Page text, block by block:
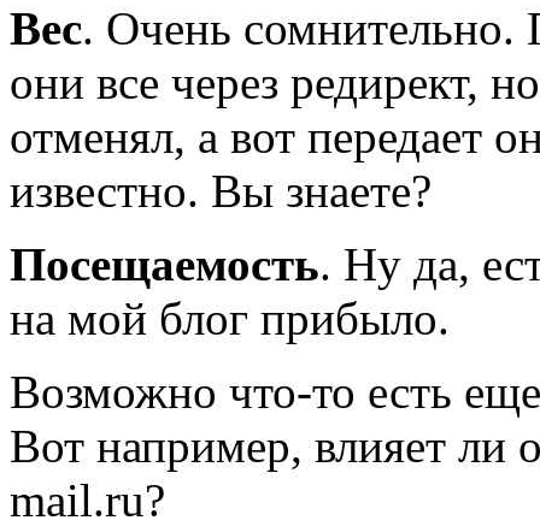
Вес. Очень сомнительно.
они все через редирект,
отменял, а вот передает
известно. Вы знаете?
Посещаемость. Ну да,
на мой блог прибыло.
Возможно что-то есть
Вот например, влияет ли
mail.ru?